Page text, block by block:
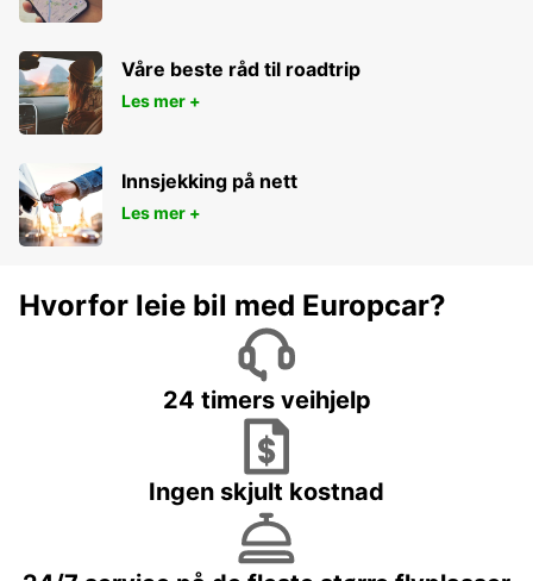
Våre beste råd til roadtrip
Les mer +
Innsjekking på nett
Les mer +
Hvorfor leie bil med Europcar?
24 timers veihjelp
Ingen skjult kostnad